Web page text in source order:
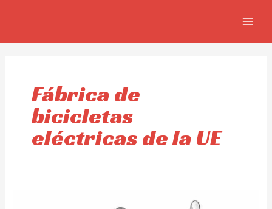
Fábrica de
bicicletas
eléctricas de la UE